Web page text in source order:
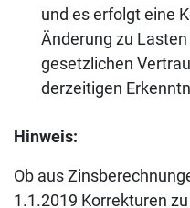
und es erfolgt eine
Änderung zu
gesetzlichen
derzeitigen
Hinweis:
Ob aus
1.1.2019 Korrekturen